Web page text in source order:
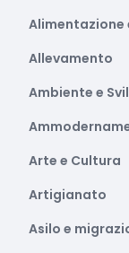
Alimentazione
Allevamento
Ambiente e
Arte e Cultura
Artigianato
Asilo e